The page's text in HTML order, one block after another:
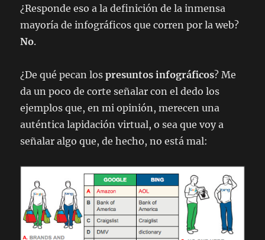
¿Responde eso a la definición de la inmensa
mayoría de infográficos que corren por la web?
No.
¿De qué pecan lospresuntos infográficos? Me
da un poco de corte señalar con el dedo los
ejemplos que, en mi opinión, merecen una
auténtica lapidación virtual, o sea que voy a
señalar algo que, de hecho, no está mal: